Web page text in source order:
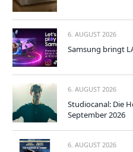
6. AUGUST 2026
Samsung bringt
6. AUGUST 2026
Studiocanal: Die
September 2026
6. AUGUST 2026